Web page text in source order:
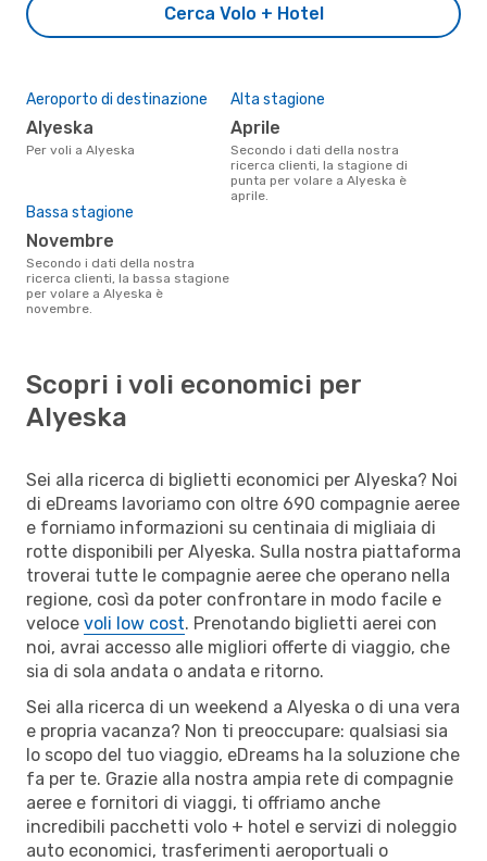
Cerca Volo + Hotel
Aeroporto di destinazione
Alyeska
Per voli a Alyeska
Alta stagione
aprile
Secondo i dati della nostra
ricerca clienti, la stagione di
punta per volare a Alyeska è
aprile.
Bassa stagione
novembre
Secondo i dati della nostra
ricerca clienti, la bassa stagione
per volare a Alyeska è
novembre.
Scopri i voli economici per
Alyeska
Sei alla ricerca di biglietti economici per Alyeska? Noi
di eDreams lavoriamo con oltre 690 compagnie aeree
e forniamo informazioni su centinaia di migliaia di
rotte disponibili per Alyeska. Sulla nostra piattaforma
troverai tutte le compagnie aeree che operano nella
regione, così da poter confrontare in modo facile e
veloce voli low cost. Prenotando biglietti aerei con
noi, avrai accesso alle migliori offerte di viaggio, che
sia di sola andata o andata e ritorno.
Sei alla ricerca di un weekend a Alyeska o di una vera
e propria vacanza? Non ti preoccupare: qualsiasi sia
lo scopo del tuo viaggio, eDreams ha la soluzione che
fa per te. Grazie alla nostra ampia rete di compagnie
aeree e fornitori di viaggi, ti offriamo anche
incredibili pacchetti volo + hotel e servizi di noleggio
auto economici, trasferimenti aeroportuali o